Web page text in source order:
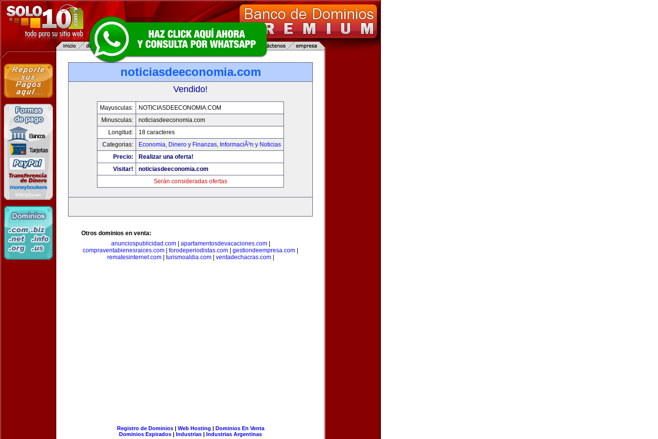
noticiasdeeconomia.com
Vendido!
Mayusculas:
NOTICIASDEECONOMIA.COM
Minusculas:
noticiasdeeconomia.com
Longitud:
18 caracteres
Categorias:
Economia, Dinero y Finanzas, InformaciÃ³n y Noticias
Precio:
Realizar una oferta!
Visitar!
noticiasdeeconomia.com
Serán consideradas ofertas
Otros dominios en venta:
anunciospublicidad.com| apartamentosdevacaciones.com|
compraventabienesraices.com
forodeperiodistas.com gestiondeempresa.com
rematesinternet.com| turismoaldia.com| ventadechacras.com|
Registro de Dominios| Web Hosting | Dominios En Venta
Dominios Expirados | Industrias | Industrias Argentinas